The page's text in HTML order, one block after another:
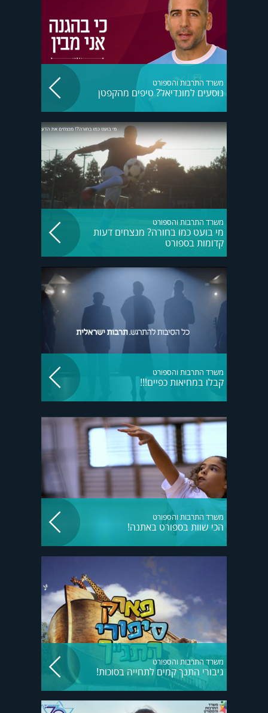
משרד התרבות והספורט
נוסעים למונדיאל? טיפים מהקפטן
משרד התרבות והספורט
מי בועט כמו בחורה? מנצחים דעות
קדומות בספורט
משרד התרבות והספורט
קבלו במחיאות כפיים!!!
משרד התרבות והספורט
הכי שוות בספורט באתנה!
משרד התרבות והספורט
גיבורי התנך קמים לתחייה בסוכות!